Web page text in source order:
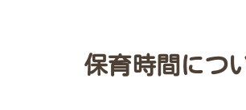
保育時間につ